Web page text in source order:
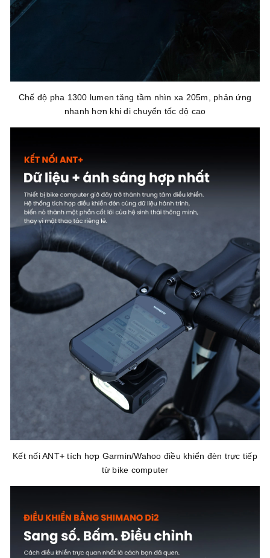
Chế độ pha 1300 lumen tăng tầm nhìn xa 205m, phản ứng
nhanh hơn khi di chuyển tốc độ cao
Kết nối ANT+ tích hợp Garmin/Wahoo điều khiển đèn trực tiếp
từ bike computer